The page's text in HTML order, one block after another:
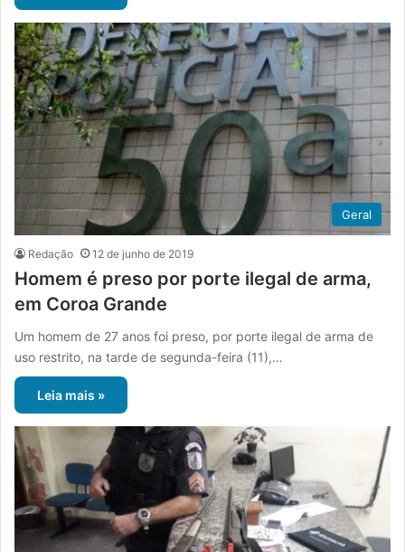
Geral
Redação 12 de junho de 2019
Homem é preso por porte ilegal de arma,
em Coroa Grande
Um homem de 27 anos foi preso, por porte ilegal de arma de
uso restrito, na tarde de segunda-feira (11),…
Leia mais »